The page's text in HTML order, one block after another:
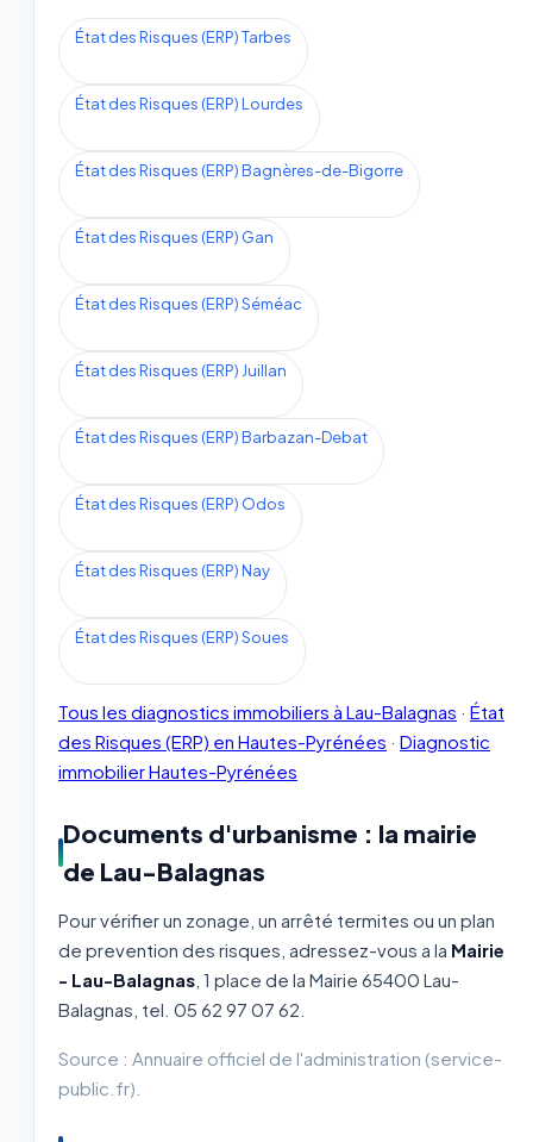
État des Risques (ERP) Tarbes
État des Risques (ERP) Lourdes
État des Risques (ERP) Bagnères-de-Bigorre
État des Risques (ERP) Gan
État des Risques (ERP) Séméac
État des Risques (ERP) Juillan
État des Risques (ERP) Barbazan-Debat
État des Risques (ERP) Odos
État des Risques (ERP) Nay
État des Risques (ERP) Soues
Tous les diagnostics immobiliers à Lau-Balagnas · État
des Risques (ERP) en Hautes-Pyrénées · Diagnostic
immobilier Hautes-Pyrénées
Documents d'urbanisme : la mairie
de Lau-Balagnas
Pour vérifier un zonage, un arrêté termites ou un plan
de prevention des risques, adressez-vous a la Mairie
- Lau-Balagnas , 1 place de la Mairie 65400 Lau-
Balagnas, tel. 05 62 97 07 62.
Source : Annuaire officiel de l'administration (service-
public.fr).